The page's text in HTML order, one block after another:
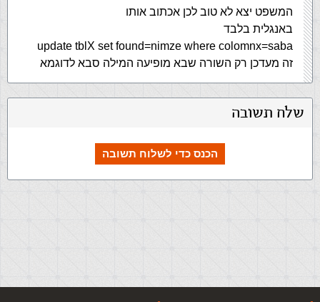
המשפט יצא לא טוב לכן אכתוב אותו
באנגלית בלבד
update tblX set found=nimze where colomnx=saba
זה מעדכן רק השורה שבא מופיעה המילה סבא לדוגמא
שלח תשובה
הכנס כדי לשלוח תשובה